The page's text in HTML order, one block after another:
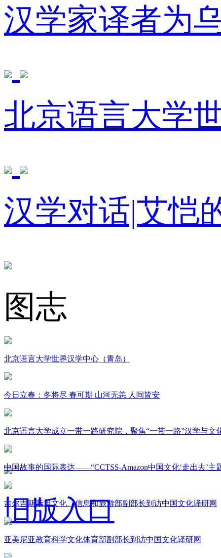
汉学家译者为
北京语言大学
汉学对话|艾恺
图志
北京语言大学世界汉学中心（青岛）
今日立春：冬将尽 春可期 山河无恙 人间皆安
北京语言大学成立一带一路研究院，聚焦“一带一路”汉学与文
中国故事的国际表达——“CCTSS-Amazon中国文化‘走出去’主
吉尔吉斯斯坦文化、信息和旅游部副部长到访中国文化译研网
亚美尼亚教育科学文化体育部副部长到访中国文化译研网
旧版入口